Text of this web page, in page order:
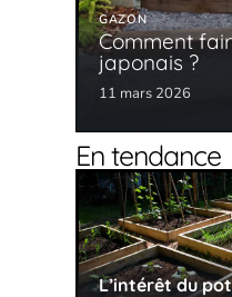
GAZON
Comment
japonais ?
11 mars 2026
En tendance
L’intérêt du